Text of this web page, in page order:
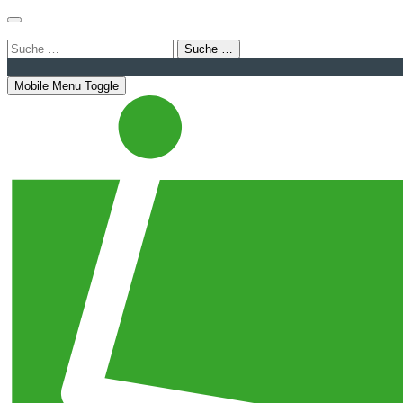
Suche …
Mobile Menu Toggle